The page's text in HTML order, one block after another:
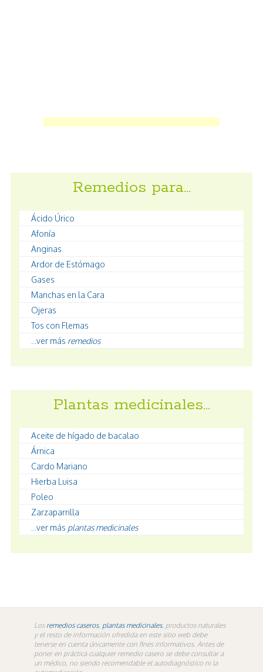
Remedios para…
Ácido Úrico
Afonía
Anginas
Ardor de Estómago
Gases
Manchas en la Cara
Ojeras
Tos con Flemas
...ver más remedios
Plantas medicinales…
Aceite de hígado de bacalao
Árnica
Cardo Mariano
Hierba Luisa
Poleo
Zarzaparrilla
...ver más plantas medicinales
Los remedios caseros, plantas medicinales, productos naturales
y el resto de información ofredida en este sitio web debe
tenerse en cuenta únicamente con fines informativos. Antes de
poner en práctica cualquier remedio casero se debe consultar a
un médico, no siendo recomendable el autodiagnóstico ni la